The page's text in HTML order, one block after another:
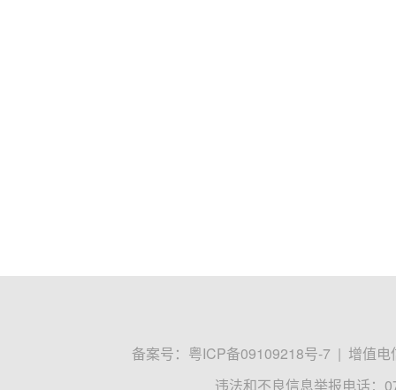
备案号： 粤ICP备09109218号-7 | 增值电
违法和不良信息举报电话：